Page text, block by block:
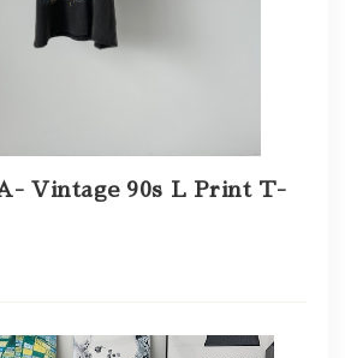
Vintage 90s L Print T-